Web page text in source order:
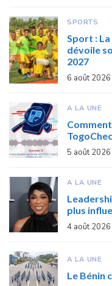
SPORTS
Sport :
dévoile
2027
6 août 2026
A LA UNE
5 août 2026
A LA UNE
plus
4 août 2026
A LA UNE
Le Bénin